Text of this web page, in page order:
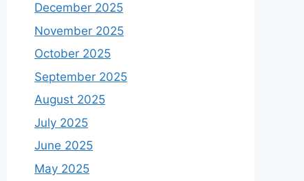
December 2025
November 2025
October 2025
September 2025
August 2025
July 2025
June 2025
May 2025